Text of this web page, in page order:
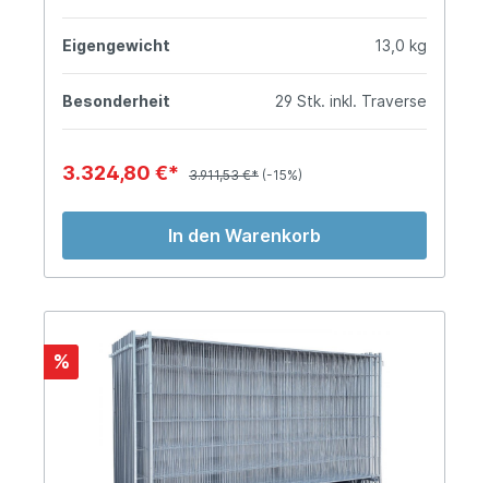
Eigengewicht 13,0 kg
Besonderheit 29 Stk. inkl. Traverse
3.324,80 €* 3.911,53 €* (-15%)
In den Warenkorb
%